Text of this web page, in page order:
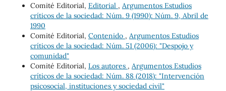
Comité Editorial, Editorial , Argumentos Estudios
críticos de la sociedad: Núm. 9 (1990): Núm. 9, Abril de
1990
Comité Editorial, Contenido , Argumentos Estudios
críticos de la sociedad: Núm. 51 (2006): "Despojo y
comunidad"
Comité Editorial, Los autores , Argumentos Estudios
críticos de la sociedad: Núm. 88 (2018): "Intervención
psicosocial, instituciones y sociedad civil"